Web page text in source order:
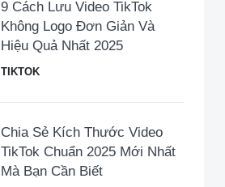
9 Cách Lưu Video TikTok
Không Logo Đơn Giản Và
Hiệu Quả Nhất 2025
TIKTOK
Chia Sẻ Kích Thước Video
TikTok Chuẩn 2025 Mới Nhất
Mà Bạn Cần Biết